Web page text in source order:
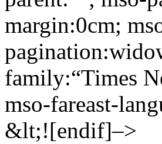
margin:0cm;
family:“Times
mso-fareast-
&lt;![endif]–>